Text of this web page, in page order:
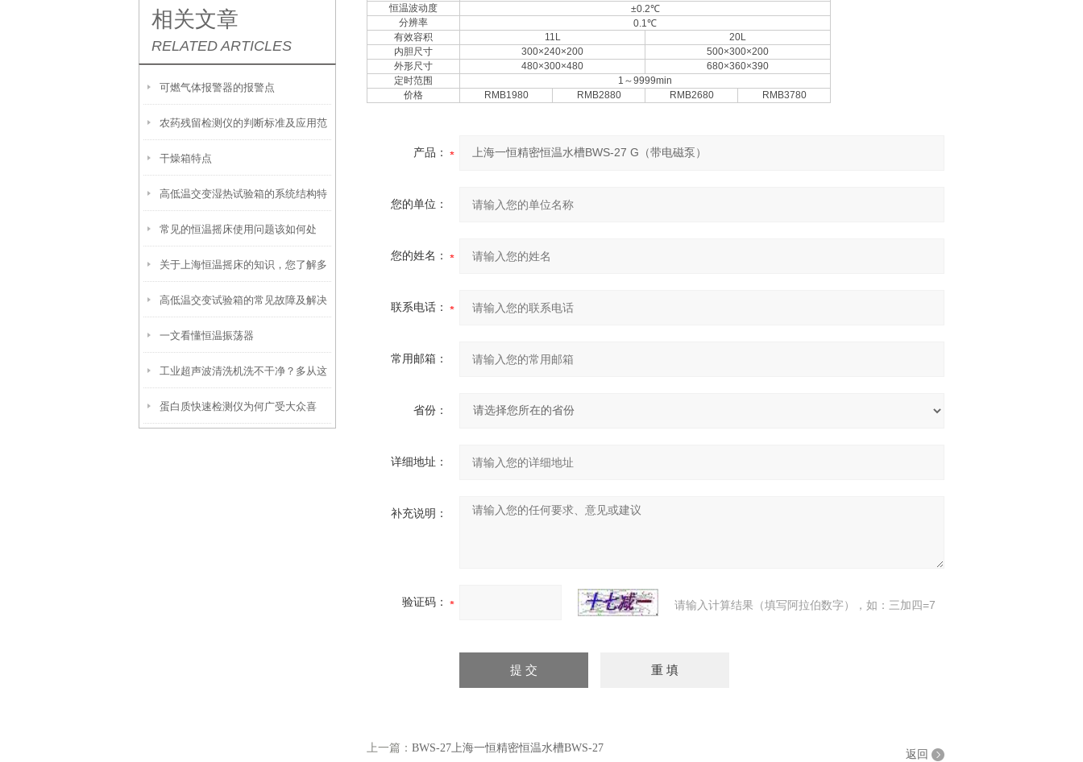
相关文章
RELATED ARTICLES
可燃气体报警器的报警点
农药残留检测仪的判断标准及应用范
围
干燥箱特点
高低温交变湿热试验箱的系统结构特
点介绍
常见的恒温摇床使用问题该如何处
理？
关于上海恒温摇床的知识，您了解多
少？
高低温交变试验箱的常见故障及解决
方法
一文看懂恒温振荡器
工业超声波清洗机洗不干净？多从这
些方面找原因
蛋白质快速检测仪为何广受大众喜
恒温波动度
±0.2℃
分辨率
0.1℃
有效容积
11L
20L
内胆尺寸
300×240×200
500×300×200
外形尺寸
480×300×480
680×360×390
定时范围
1～9999min
价格
RMB1980 RMB2880 RMB2680 RMB3780
产品：
您的单位：
您的姓名：
联系电话：
常用邮箱：
省份：
详细地址：
补充说明：
验证码： 请输入计算结果（填写阿拉伯数字），如：三加四=7
上一篇： BWS-27上海一恒精密恒温水槽BWS-27
返回